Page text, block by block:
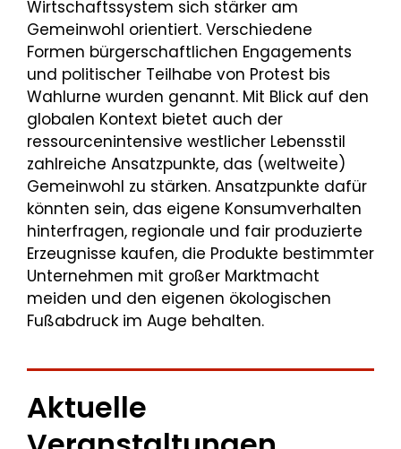
Wirtschaftssystem sich stärker am
Gemeinwohl orientiert. Verschiedene
Formen bürgerschaftlichen Engagements
und politischer Teilhabe von Protest bis
Wahlurne wurden genannt. Mit Blick auf den
globalen Kontext bietet auch der
ressourcenintensive westlicher Lebensstil
zahlreiche Ansatzpunkte, das (weltweite)
Gemeinwohl zu stärken. Ansatzpunkte dafür
könnten sein, das eigene Konsumverhalten
hinterfragen, regionale und fair produzierte
Erzeugnisse kaufen, die Produkte bestimmter
Unternehmen mit großer Marktmacht
meiden und den eigenen ökologischen
Fußabdruck im Auge behalten.
Aktuelle